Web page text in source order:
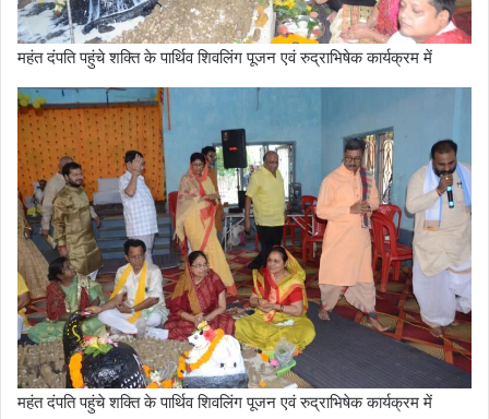
महंत दंपति पहुंचे शक्ति के पार्थिव शिवलिंग पूजन एवं रुद्राभिषेक कार्यक्रम में
महंत दंपति पहुंचे शक्ति के पार्थिव शिवलिंग पूजन एवं रुद्राभिषेक कार्यक्रम में